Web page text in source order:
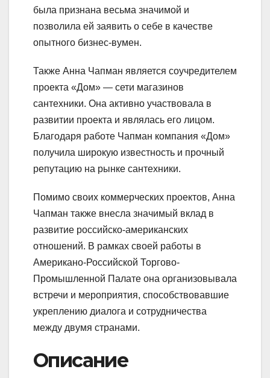
была признана весьма значимой и
позволила ей заявить о себе в качестве
опытного бизнес-вумен.
Также Анна Чапман является соучредителем
проекта «Дом» — сети магазинов
сантехники. Она активно участвовала в
развитии проекта и являлась его лицом.
Благодаря работе Чапман компания «Дом»
получила широкую известность и прочный
репутацию на рынке сантехники.
Помимо своих коммерческих проектов, Анна
Чапман также внесла значимый вклад в
развитие российско-американских
отношений. В рамках своей работы в
Американо-Российской Торгово-
Промышленной Палате она организовывала
встречи и мероприятия, способствовавшие
укреплению диалога и сотрудничества
между двумя странами.
Описание